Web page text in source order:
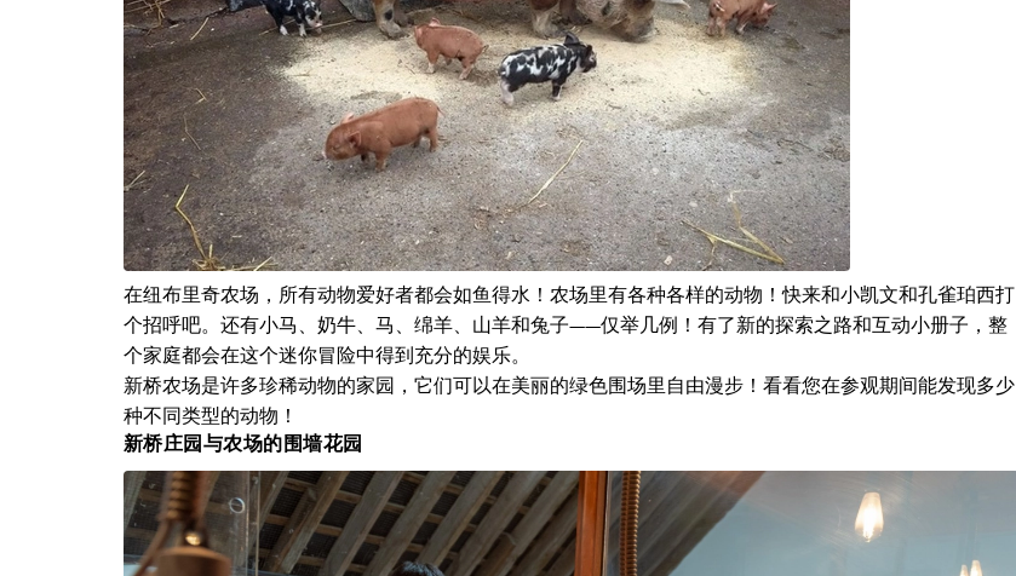
在纽布里奇农场，所有动物爱好者都会如鱼得水！农场里有各种各样的动物！快来和小凯文和孔雀珀西打
个招呼吧。还有小马、奶牛、马、绵羊、山羊和兔子——仅举几例！有了新的探索之路和互动小册子，整
个家庭都会在这个迷你冒险中得到充分的娱乐。
新桥农场是许多珍稀动物的家园，它们可以在美丽的绿色围场里自由漫步！看看您在参观期间能发现多少
种不同类型的动物！
新桥庄园与农场的围墙花园